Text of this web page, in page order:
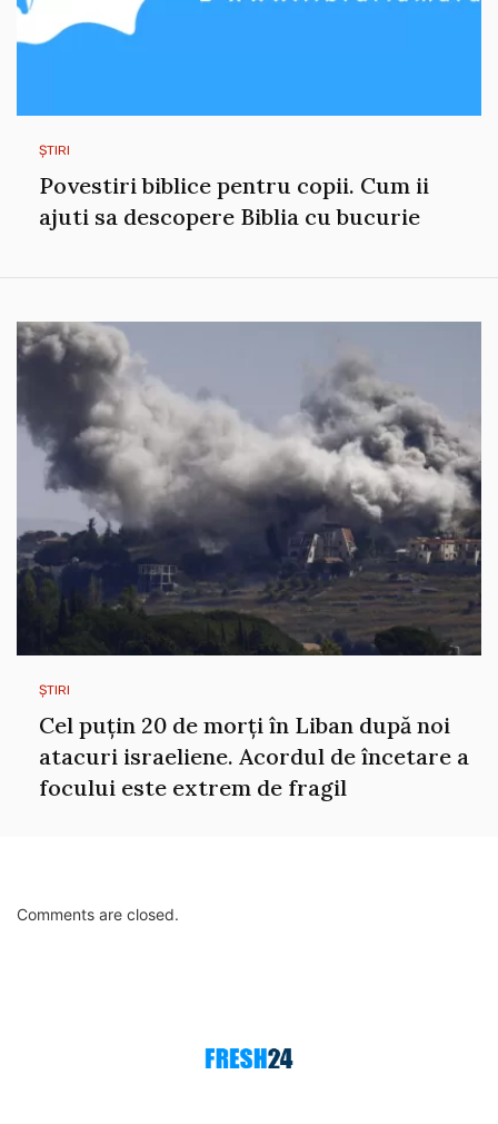
ȘTIRI
Povestiri biblice pentru copii. Cum ii
ajuti sa descopere Biblia cu bucurie
ȘTIRI
Cel puțin 20 de morți în Liban după noi
atacuri israeliene. Acordul de încetare a
focului este extrem de fragil
Comments are closed.